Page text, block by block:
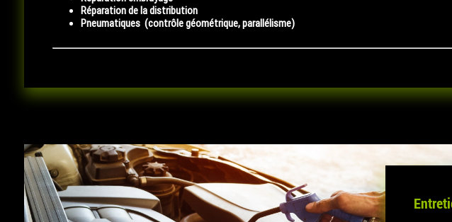
Réparation de la distribution
Pneumatiques (contrôle géométrique, parallélisme)